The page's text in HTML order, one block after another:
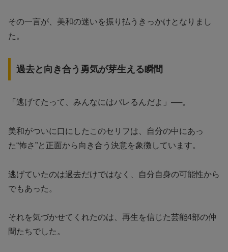
その一言が、美和の迷いを振り払うきっかけとなりまし
た。
過去と向き合う勇気が芽生える瞬間
「逃げてたって、みんなにはバレるんだよ」──。
美和がついに口にしたこのセリフは、自分の中にあっ
た“怖さ”と正面から向き合う決意を象徴しています。
逃げていたのは過去だけではなく、自分自身の可能性から
でもあった。
それを気づかせてくれたのは、再生を信じた芸能4部の仲
間たちでした。